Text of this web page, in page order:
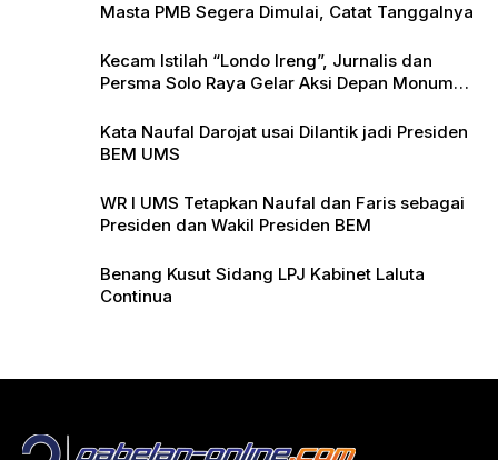
Masta PMB Segera Dimulai, Catat Tanggalnya
Kecam Istilah “Londo Ireng”, Jurnalis dan
Persma Solo Raya Gelar Aksi Depan Monumen
Kata Naufal Darojat usai Dilantik jadi Presiden
BEM UMS
WR I UMS Tetapkan Naufal dan Faris sebagai
Presiden dan Wakil Presiden BEM
Benang Kusut Sidang LPJ Kabinet Laluta
Continua